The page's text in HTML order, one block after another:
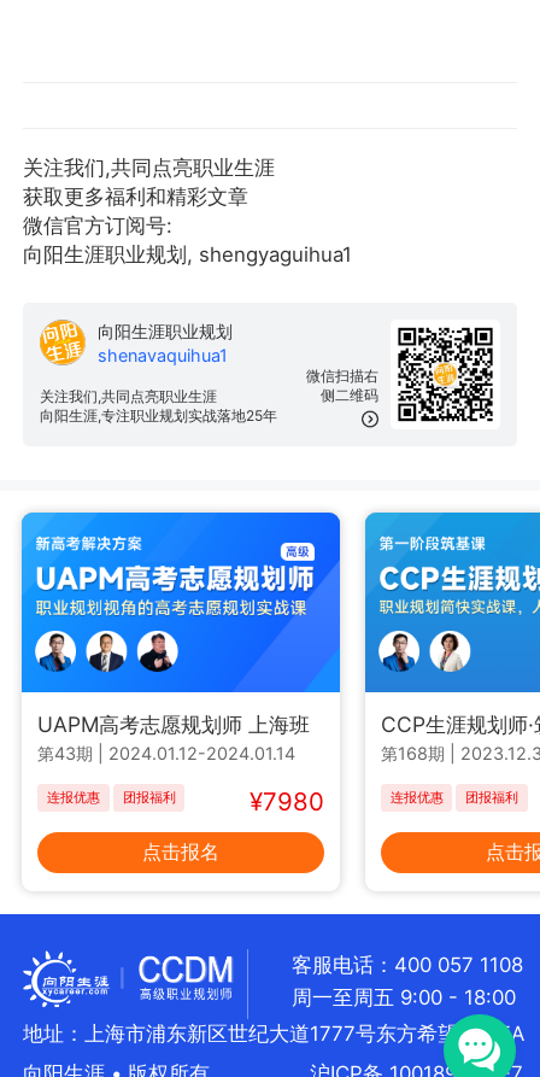
关注我们,共同点亮职业生涯
获取更多福利和精彩文章
微信官方订阅号:
向阳生涯职业规划, shengyaguihua1
微信扫描右
侧二维码
向阳生涯职业规划
shenavaquihua1
关注我们,共同点亮职业生涯
向阳生涯,专注职业规划实战落地25年
UAPM高考志愿规划师 上海班
第43期 2024.01.12-2024.01.14
连报优惠 团报福利 ¥7980
点击报名
CCP生涯规划师
第168期
连报优惠 团报福利
点击
客服电话：400 057 1108
周一至周五 9:00 - 18:00
地址：上海市浦东新区世纪大道1777号东方希望大厦5A